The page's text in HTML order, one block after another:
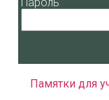
Памятки для